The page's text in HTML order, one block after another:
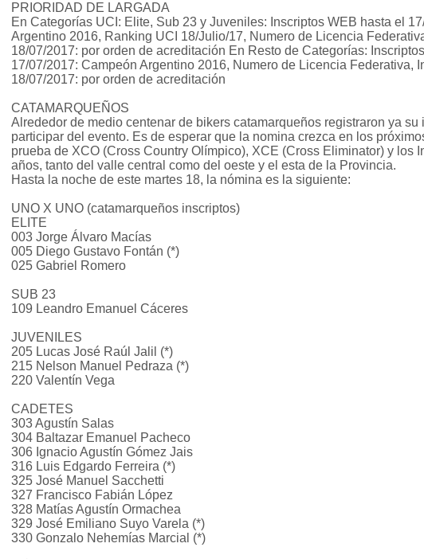
PRIORIDAD DE LARGADA
En Categorías UCI: Elite, Sub 23 y Juveniles: Inscriptos WEB hasta el
Argentino 2016, Ranking UCI 18/Julio/17, Numero de Licencia
18/07/2017: por orden de acreditación En Resto de Categorías:
17/07/2017: Campeón Argentino 2016, Numero de Licencia Federativa,
18/07/2017: por orden de acreditación
CATAMARQUEÑOS
Alrededor de medio centenar de bikers catamarqueños registraron ya su
participar del evento. Es de esperar que la nomina crezca en los
prueba de XCO (Cross Country Olímpico), XCE (Cross Eliminator) y los
años, tanto del valle central como del oeste y el esta de la Provincia.
Hasta la noche de este martes 18, la nómina es la siguiente:
UNO X UNO (catamarqueños inscriptos)
ELITE
003 Jorge Álvaro Macías
005 Diego Gustavo Fontán (*)
025 Gabriel Romero
SUB 23
109 Leandro Emanuel Cáceres
JUVENILES
205 Lucas José Raúl Jalil (*)
215 Nelson Manuel Pedraza (*)
220 Valentín Vega
CADETES
303 Agustín Salas
304 Baltazar Emanuel Pacheco
306 Ignacio Agustín Gómez Jais
316 Luis Edgardo Ferreira (*)
325 José Manuel Sacchetti
327 Francisco Fabián López
328 Matías Agustín Ormachea
329 José Emiliano Suyo Varela (*)
330 Gonzalo Nehemías Marcial (*)